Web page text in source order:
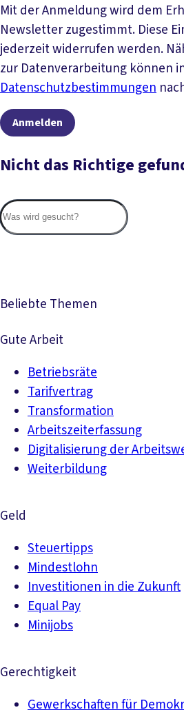
Mit der Anmeldung wird dem
Newsletter zugestimmt. Diese
jederzeit widerrufen werden.
zur Datenverarbeitung können
Datenschutzbestimmungen
Anmelden
Nicht das Richtige
Beliebte Themen
Gute Arbeit
Betriebsräte
Tarifvertrag
Transformation
Arbeitszeiterfassung
Digitalisierung der
Weiterbildung
Geld
Steuertipps
Mindestlohn
Investitionen in die Zukunft
Equal Pay
Minijobs
Gerechtigkeit
Gewerkschaften für